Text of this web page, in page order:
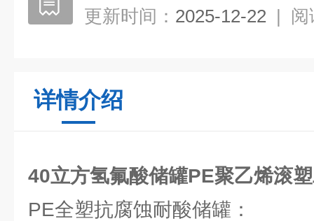
更新时间： 2025-12-22 | 阅
详情介绍
40立方氢氟酸储罐PE聚乙烯滚
PE全塑抗腐蚀耐酸储罐：